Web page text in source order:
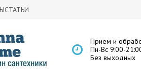
СТАТЬИ
Приём и
Пн-Вс 9:00-
Без выходных